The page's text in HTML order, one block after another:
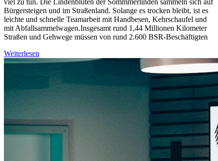
viel zu tun. Die Lindenblüten der Sommmerlinden sammeln sich auf
Bürgersteigen und im Straßenland. Solange es trocken bleibt, ist es
leichte und schnelle Teamarbeit mit Handbesen, Kehrschaufel und
mit Abfallsammelwagen.Insgesamt rund 1,44 Millionen Kilometer
Straßen und Gehwege müssen von rund 2.600 BSR-Beschäftigten
Weiterlesen